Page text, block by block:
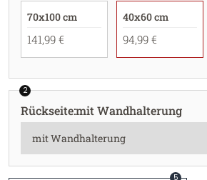
70x100 cm
141,99 €
40x60 cm
94,99 €
2
Rückseite:mit Wandhalterung
5